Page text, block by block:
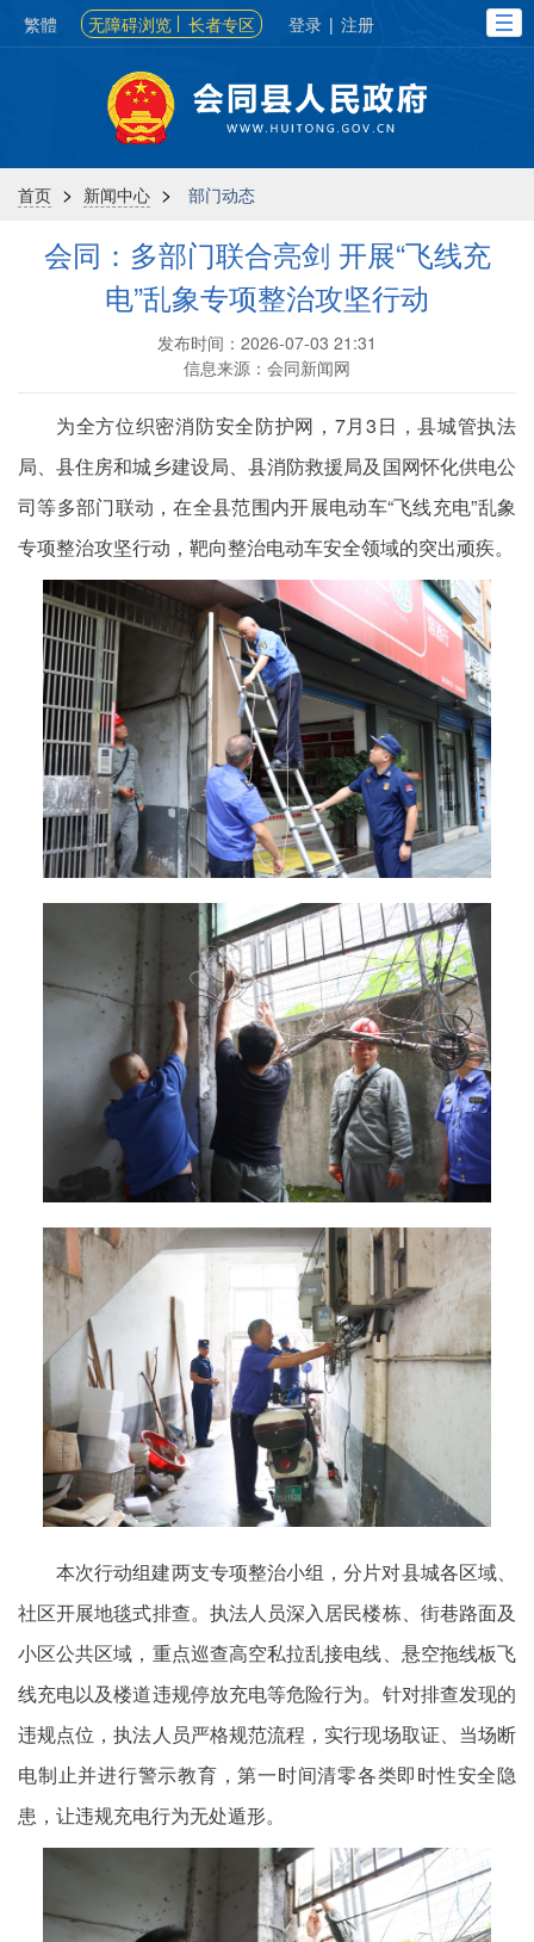
繁體 无障碍浏览 长者专区 登录 | 注册
首页 > 新闻中心 > 部门动态
会同：多部门联合亮剑 开展“飞线充
电”乱象专项整治攻坚行动
发布时间：2026-07-03 21:31
信息来源：会同新闻网
为全方位织密消防安全防护网，7月3日，县城管执法
局、县住房和城乡建设局、县消防救援局及国网怀化供电公
司等多部门联动，在全县范围内开展电动车“飞线充电”乱象
专项整治攻坚行动，靶向整治电动车安全领域的突出顽疾。
本次行动组建两支专项整治小组，分片对县城各区域、
社区开展地毯式排查。执法人员深入居民楼栋、街巷路面及
小区公共区域，重点巡查高空私拉乱接电线、悬空拖线板飞
线充电以及楼道违规停放充电等危险行为。针对排查发现的
违规点位，执法人员严格规范流程，实行现场取证、当场断
电制止并进行警示教育，第一时间清零各类即时性安全隐
患，让违规充电行为无处遁形。